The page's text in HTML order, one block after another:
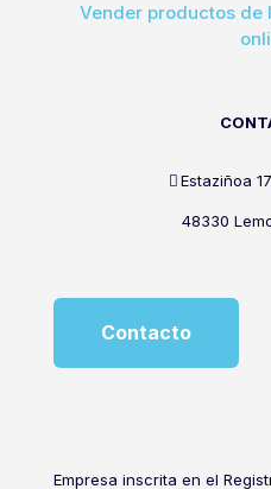
Vender productos de
Estaziñoa
48330
Contacto
Empresa inscrita en el